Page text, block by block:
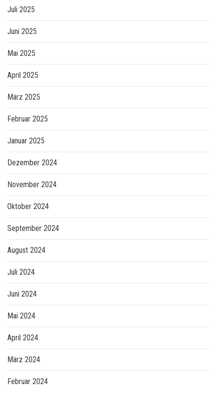
Juli 2025
Juni 2025
Mai 2025
April 2025
März 2025
Februar 2025
Januar 2025
Dezember 2024
November 2024
Oktober 2024
September 2024
August 2024
Juli 2024
Juni 2024
Mai 2024
April 2024
März 2024
Februar 2024